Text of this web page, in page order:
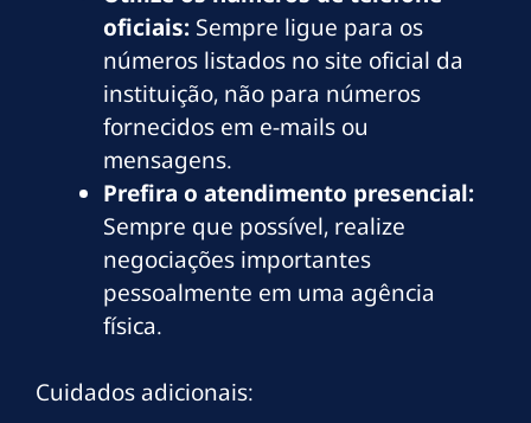
oficiais: Sempre ligue para os
números listados no site oficial da
instituição, não para números
fornecidos em e-mails ou
mensagens.
Prefira o atendimento presencial:
Sempre que possível, realize
negociações importantes
pessoalmente em uma agência
física.
Cuidados adicionais: